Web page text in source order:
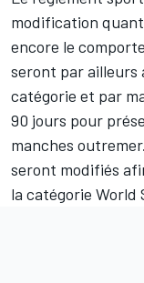
modification
encore le
seront par ailleurs
catégorie et par
90 jours pour
manches
seront modifiés
la catégorie World